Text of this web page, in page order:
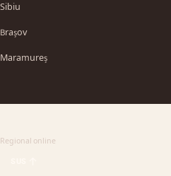
Sibiu
Brașov
Maramureș
Regional online